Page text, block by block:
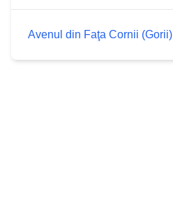
Avenul din Faţa Cornii (Gorii)